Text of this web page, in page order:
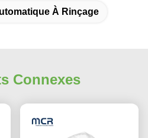
À Rinçage
Connexes